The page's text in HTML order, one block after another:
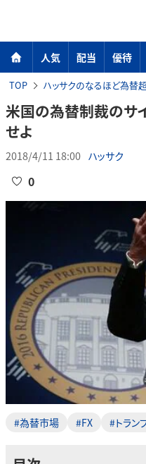
人気 配当 優待
TOP ハッサクのなるほど為替
米国の為替制裁のサ
せよ
2018/4/11 18:00 ハッサク
0
#為替市場 #FX #トラン